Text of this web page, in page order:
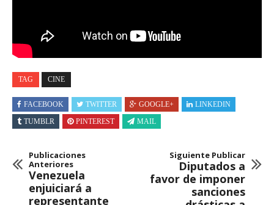
TAG CINE
FACEBOOK TWITTER GOOGLE+
LINKEDIN
TUMBLR
PINTEREST MAIL
Publicaciones
Anteriores
Venezuela
enjuiciará a
representante
Siguiente Publicar
Diputados a
favor de imponer
sanciones